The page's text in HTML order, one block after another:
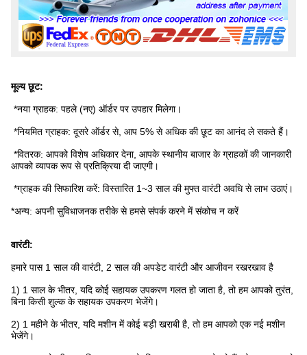
मूल्य छूट:
*नया ग्राहक: पहले (नए) ऑर्डर पर उपहार मिलेगा।
*नियमित ग्राहक: दूसरे ऑर्डर से, आप 5% से अधिक की छूट का आनंद ले सकते हैं।
*वितरक: आपको विशेष अधिकार देना, आपके स्थानीय बाजार के ग्राहकों की जानकारी
आपको व्यापक रूप से प्रतिक्रिया दी जाएगी।
*ग्राहक की सिफारिश करें: विस्तारित 1~3 साल की मुफ्त वारंटी अवधि से लाभ उठाएं।
*अन्य: अपनी सुविधाजनक तरीके से हमसे संपर्क करने में संकोच न करें
वारंटी:
हमारे पास 1 साल की वारंटी, 2 साल की अपडेट वारंटी और आजीवन रखरखाव है
1) 1 साल के भीतर, यदि कोई सहायक उपकरण गलत हो जाता है, तो हम आपको तुरंत,
बिना किसी शुल्क के सहायक उपकरण भेजेंगे।
2) 1 महीने के भीतर, यदि मशीन में कोई बड़ी खराबी है, तो हम आपको एक नई मशीन
भेजेंगे।